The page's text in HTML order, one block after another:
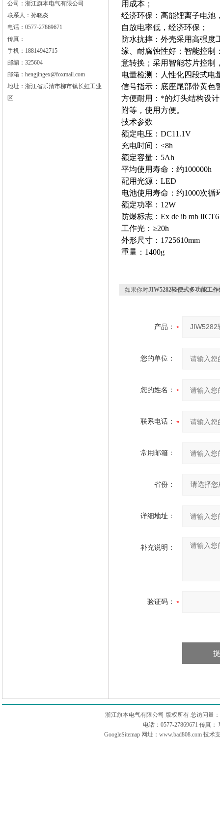
公司：浙江旗本电气有限公司
联系人：孙晓炎
电话：0577-27869671
传真：
手机：18814942715
邮编：325604
邮箱：hengjingex@foxmail.com
地址：浙江省乐清市柳市镇长虹工业
区
用成本；
经济环保：高能锂离子电池
自放电率低，经济环保；
防水抗摔：外壳采用高强度
缘、耐腐蚀性好；智能控制
意转换；采用智能芯片控制
电量检测：人性化四段式电
信号指示：底座尾部带黄色
方便耐用：*的灯头结构设
附等，使用方便。
技术参数
额定电压：DC11.1V
充电时间：≤8h
额定容量：5Ah
平均使用寿命：约100000h
配用光源：LED
电池使用寿命：约1000次循
额定功率：12W
防爆标志：Ex de ib mb
工作光：≥20h
外形尺寸：1725610mm
重量：1400g
如果你对JIW5282轻便式多功能工作
产品：
您的单位：
您的姓名：
联系电话：
常用邮箱：
省份：
详细地址：
补充说明：
验证码：
浙江旗本电气有限公司 版权所有 总访问量：
电话：0577-27869671 传真
GoogleSitemap 网址：www.bad808.com 技